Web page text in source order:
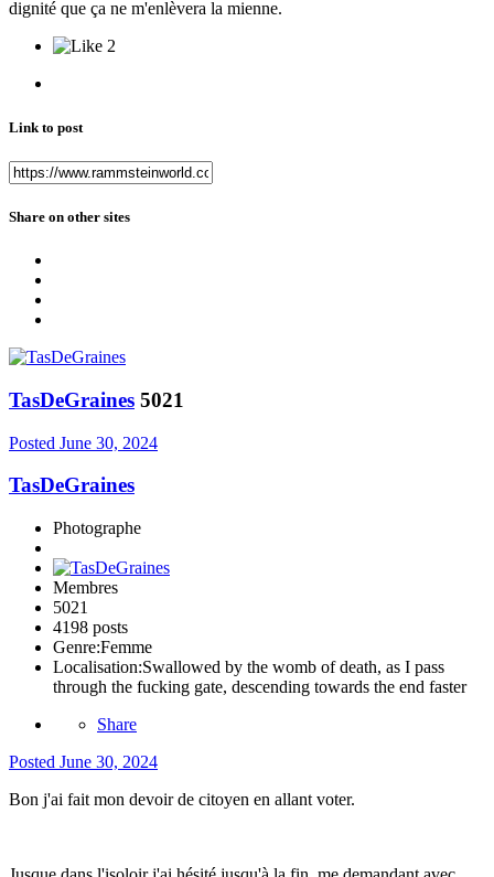
dignité que ça ne m'enlèvera la mienne.
2
Link to post
Share on other sites
TasDeGraines 5021
Posted June 30, 2024
TasDeGraines
Photographe
Membres
5021
4198 posts
Genre:Femme
Localisation:Swallowed by the womb of death, as I pass
through the fucking gate, descending towards the end faster
Share
Posted June 30, 2024
Bon j'ai fait mon devoir de citoyen en allant voter.